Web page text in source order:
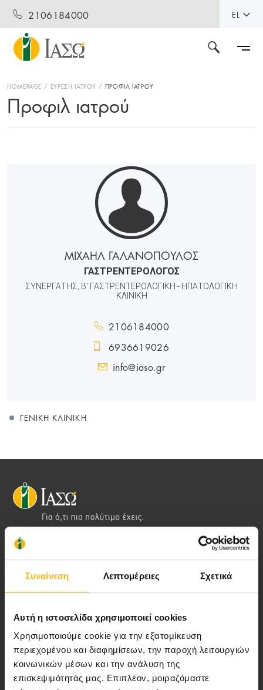
Συναίνεση Λεπτομέρειες Σχετικά
Αυτή η ιστοσελίδα χρησιμοποιεί cookies
Χρησιμοποιούμε cookie για την εξατομίκευση
περιεχομένου και διαφημίσεων, την παροχή λειτουργιών
κοινωνικών μέσων και την ανάλυση της
επισκεψιμότητάς μας. Επιπλέον, μοιραζόμαστε
2106184000 EL
HOMEPAGE ΕΥΡΕΣΗ ΙΑΤΡΟΥ ΠΡΟΦΙΛ ΙΑΤΡΟΥ
Προφιλ ιατρού
ΜΙΧΑΗΛ ΓΑΛΑΝΟΠΟΥΛΟΣ
ΓΑΣΤΡΕΝΤΕΡΟΛΟΓΟΣ
ΣΥΝΕΡΓΑΤΗΣ, Β' ΓΑΣΤΡΕΝΤΕΡΟΛΟΓΙΚΗ - ΗΠΑΤΟΛΟΓΙΚΗ
ΚΛΙΝΙΚΗ
2106184000
6936619026
info@iaso.gr
ΓΕΝΙΚΉ ΚΛΙΝΙΚΉ
Αποστολή μας να παρέχουμε υψηλής
ποιότητας ολοκληρωμένες υπηρεσίες
υγείας.
Περιοχή Ιατρών
Εκδηλώσεις